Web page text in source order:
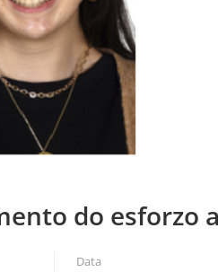
do esforzo
Data